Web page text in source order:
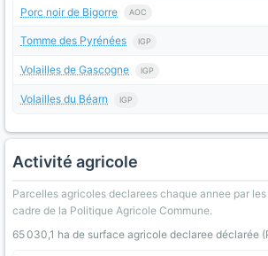
Porc noir de Bigorre AOC
Tomme des Pyrénées IGP
Volailles de Gascogne IGP
Volailles du Béarn IGP
Activité agricole
Parcelles agricoles declarees chaque annee par
cadre de la Politique Agricole Commune.
65 030,1 ha de surface agricole declaree déclarée